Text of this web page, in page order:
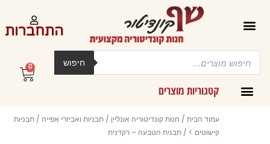
התחברות
Products
search
חיפוש
קטגוריות מוצרים
0
עגלת
קניות
עמוד הבית / חנות קונדיטוריה אונליין / תבניות ואביזרי אפייה / תבניות
קישוטים > / תבנית הטבעה – רקדנית